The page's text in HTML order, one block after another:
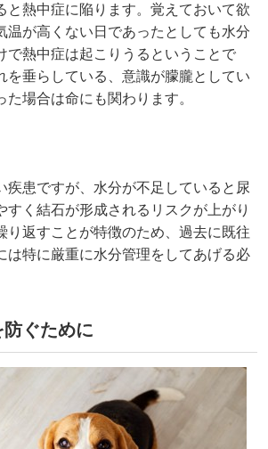
と熱中症に陥ります。覚えておいて欲
温が高くない日であったとしても水分
で熱中症は起こりうるということで
を垂らしている、意識が朦朧としてい
た場合は命にも関わります。
疾患ですが、水分が不足していると尿
すく結石が形成されるリスクが上がり
り返すことが特徴のため、過去に既往
は特に厳重に水分管理をしてあげる必
ぐために